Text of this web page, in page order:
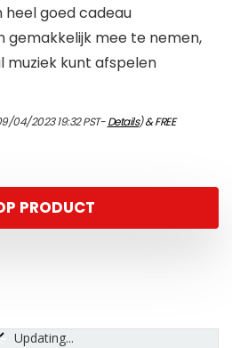
heel goed cadeau
gemakkelijk mee te nemen,
muziek kunt afspelen
04/2023 19:32 PST-Details)&FREE
PRODUCT
Updating...